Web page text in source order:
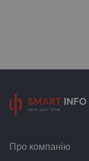
Про компанію